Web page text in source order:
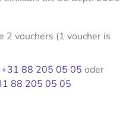
vouchers (1 voucher is
+31 88 205 05 05 oder
88 205 05 05